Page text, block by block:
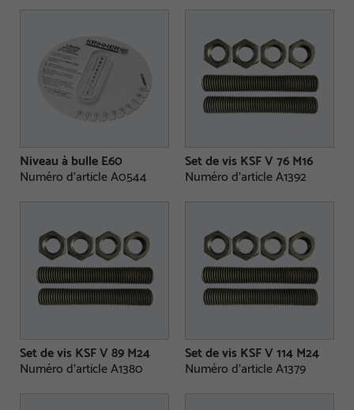
Niveau à bulle E60
Numéro d'article A0544
Set de vis KSF V 76 M16
Numéro d'article A1392
Set de vis KSF V 89 M24
Numéro d'article A1380
Set de vis KSF V 114 M24
Numéro d'article A1379